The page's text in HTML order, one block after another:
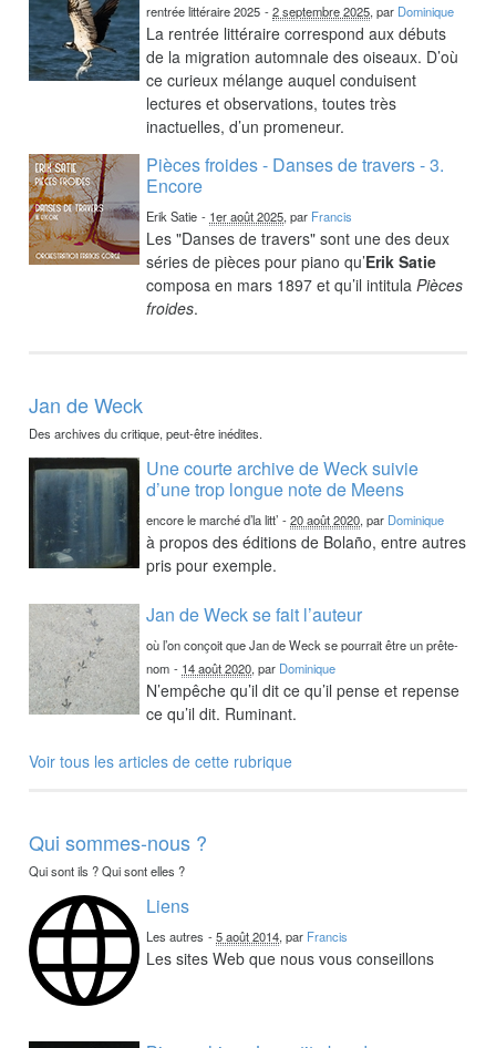
rentrée littéraire 2025 -2 septembre 2025, par Dominique
La rentrée littéraire correspond aux débuts
de la migration automnale des oiseaux. D’où
ce curieux mélange auquel conduisent
lectures et observations, toutes très
inactuelles, d’un promeneur.
Pièces froides - Danses de travers - 3.
Encore
Erik Satie - 1er août 2025, par Francis
Les "Danses de travers" sont une des deux
séries de pièces pour piano qu’Erik Satie
composa en mars 1897 et qu’il intitulaPièces
froides.
Jan de Weck
Des archives du critique, peut-être inédites.
Une courte archive de Weck suivie
d’une trop longue note de Meens
encore le marché d’la litt’ -20 août 2020, par Dominique
à propos des éditions de Bolaño, entre autres
pris pour exemple.
Jan de Weck se fait l’auteur
où l’on conçoit que Jan de Weck se pourrait être un prête-
nom - 14 août 2020, par Dominique
N’empêche qu’il dit ce qu’il pense et repense
ce qu’il dit. Ruminant.
Voir tous les articles de cette rubrique
Qui sommes-nous ?
Qui sont ils ? Qui sont elles ?
Liens
Les autres -5 août 2014, par Francis
Les sites Web que nous vous conseillons